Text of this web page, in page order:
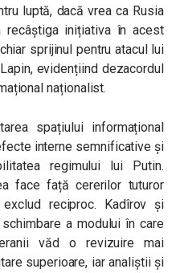
luptă, dacă vrea ca Rusia
inițiativa în acest
sprijinul pentru atacul lui
evidențiind dezacordul
naționalist.
spațiului informațional
interne semnificative și
regimului lui Putin.
face față cererilor tuturor
reciproc. Kadîrov și
a modului în care
văd o revizuire mai
superioare, iar analiștii și